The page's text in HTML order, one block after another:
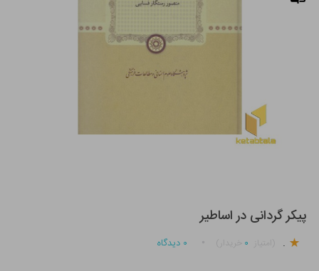
پیکر گردانی در اساطیر
. ۰ ۰ دیدگاه